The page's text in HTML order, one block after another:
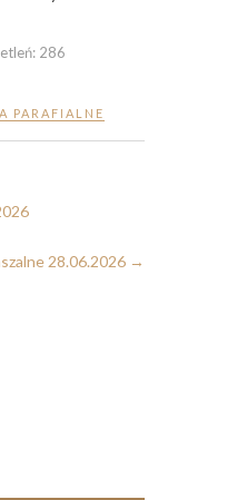
286
PARAFIALNE
28.06.2026 →